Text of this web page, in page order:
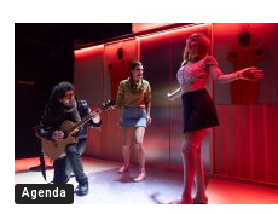
Agenda